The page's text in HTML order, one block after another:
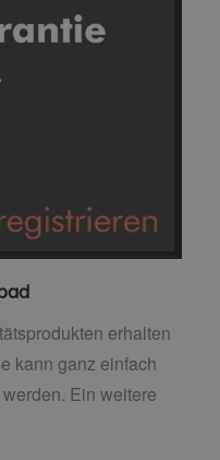
erhalten
kann ganz einfach
Ein weitere